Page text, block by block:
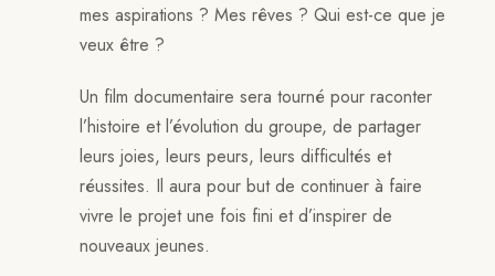
mes aspirations ? Mes rêves ? Qui est-ce que je
veux être ?
Un film documentaire sera tourné pour raconter
l’histoire et l’évolution du groupe, de partager
leurs joies, leurs peurs, leurs difficultés et
réussites. Il aura pour but de continuer à faire
vivre le projet une fois fini et d’inspirer de
nouveaux jeunes.